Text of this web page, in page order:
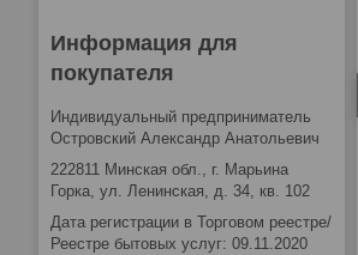
Информация для
покупателя
Индивидуальный предприниматель
Островский Александр Анатольевич
222811 Минская обл., г. Марьина
Горка, ул. Ленинская, д. 34, кв. 102
Дата регистрации в Торговом реестре/
Реестре бытовых услуг: 09.11.2020